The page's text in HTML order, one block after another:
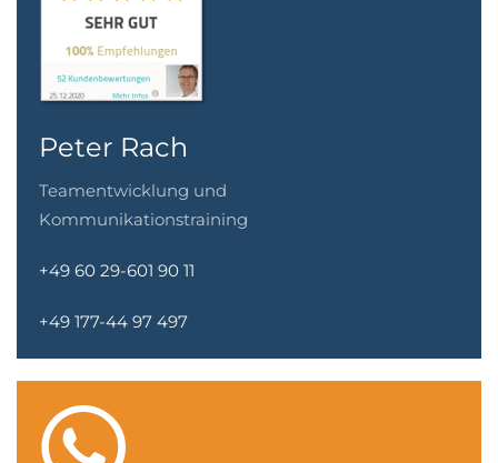
Peter Rach
Teamentwicklung und
Kommunikationstraining
+49 60 29-601 90 11
+49 177-44 97 497